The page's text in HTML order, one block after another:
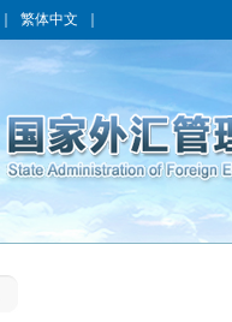
繁体中文